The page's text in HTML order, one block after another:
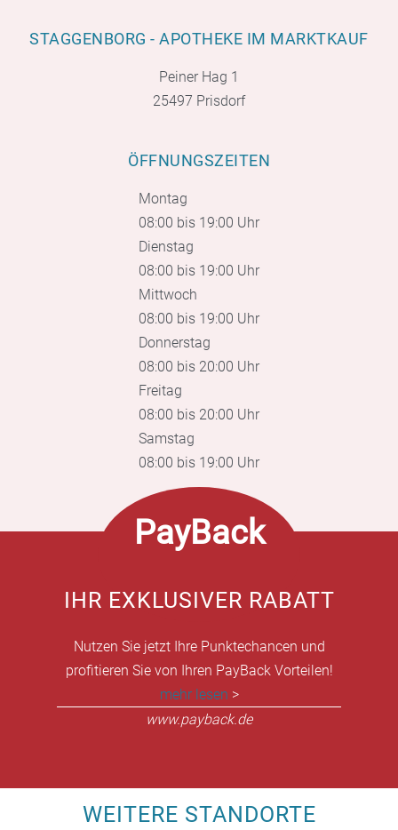
STAGGENBORG - APOTHEKE IM MARKTKAUF
Peiner Hag 1
25497 Prisdorf
ÖFFNUNGSZEITEN
Montag
08:00 bis 19:00 Uhr
Dienstag
08:00 bis 19:00 Uhr
Mittwoch
08:00 bis 19:00 Uhr
Donnerstag
08:00 bis 20:00 Uhr
Freitag
08:00 bis 20:00 Uhr
Samstag
08:00 bis 19:00 Uhr
PayBack
IHR EXKLUSIVER RABATT
Nutzen Sie jetzt Ihre Punktechancen und
profitieren Sie von Ihren PayBack Vorteilen!
mehr lesen >
www.payback.de
WEITERE STANDORTE